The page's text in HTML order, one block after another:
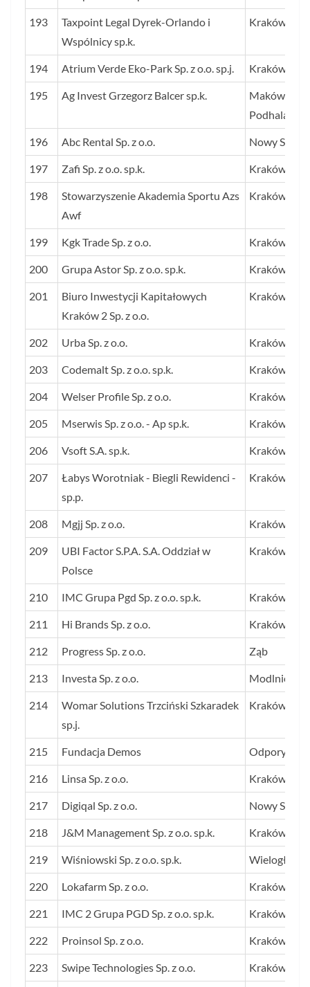
193
Taxpoint Legal Dyrek-Orlando i
Wspólnicy sp.k.
Kraków
194 Atrium Verde Eko-Park Sp. z o.o. sp.j. Kraków
195 Ag Invest Grzegorz Balcer sp.k.
Maków
Podhalański
196 Abc Rental Sp. z o.o. Nowy Sącz
197 Zafi Sp. z o.o. sp.k. Kraków
198
Stowarzyszenie Akademia Sportu Azs
Awf
Kraków
199 Kgk Trade Sp. z o.o. Kraków
200 Grupa Astor Sp. z o.o. sp.k. Kraków
201
Biuro Inwestycji Kapitałowych
Kraków 2 Sp. z o.o.
Kraków
202 Urba Sp. z o.o. Kraków
203 Codemalt Sp. z o.o. sp.k. Kraków
204 Welser Profile Sp. z o.o. Kraków
205 Mserwis Sp. z o.o. - Ap sp.k. Kraków
206 Vsoft S.A. sp.k. Kraków
207
Łabys Worotniak - Biegli Rewidenci -
sp.p.
Kraków
208 Mgjj Sp. z o.o. Kraków
209
UBI Factor S.P.A. S.A. Oddział w
Polsce
Kraków
210 IMC Grupa Pgd Sp. z o.o. sp.k. Kraków
211 Hi Brands Sp. z o.o. Kraków
212 Progress Sp. z o.o. Ząb
213 Investa Sp. z o.o. Modlnica
214
Womar Solutions Trzciński Szkaradek
sp.j.
Kraków
215 Fundacja Demos Odporyszów
216 Linsa Sp. z o.o. Kraków
217 Digiqal Sp. z o.o. Nowy Sącz
218 J&M Management Sp. z o.o. sp.k. Kraków
219 Wiśniowski Sp. z o.o. sp.k. Wielogłowy
220 Lokafarm Sp. z o.o. Kraków
221 IMC 2 Grupa PGD Sp. z o.o. sp.k. Kraków
222 Proinsol Sp. z o.o. Kraków
223 Swipe Technologies Sp. z o.o. Kraków